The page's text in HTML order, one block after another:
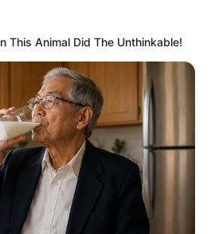
This Animal Did The Unthinkable!